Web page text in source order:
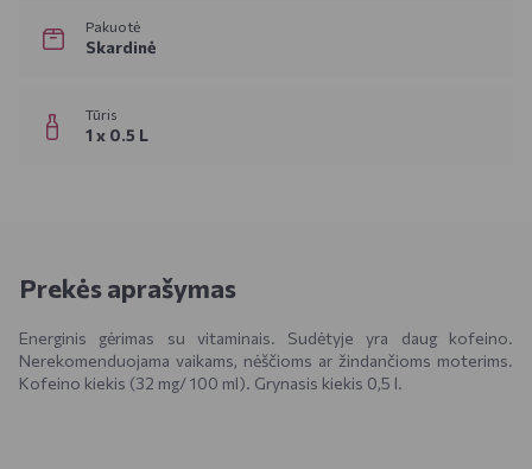
Pakuotė
Skardinė
Tūris
1 x 0.5 L
Prekės aprašymas
Energinis gėrimas su vitaminais. Sudėtyje yra daug kofeino.
Nerekomenduojama vaikams, nėščioms ar žindančioms moterims.
Kofeino kiekis (32 mg/ 100 ml). Grynasis kiekis 0,5 l.